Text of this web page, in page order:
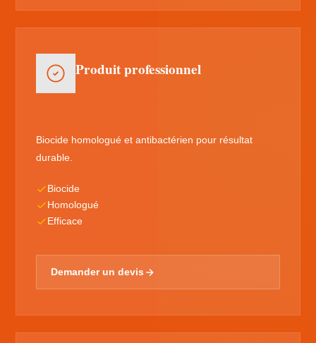
Produit professionnel
Biocide homologué et antibactérien pour résultat
durable.
Biocide
Homologué
Efficace
Demander un devis